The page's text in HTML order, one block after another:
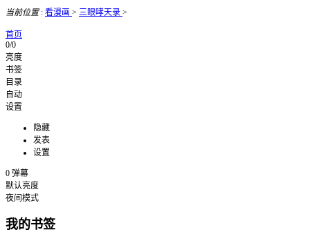
当前位置: 看漫画 > 三眼哮天录 >
首页
0/0
亮度
书签
目录
自动
设置
隐藏
发表
设置
0 弹幕
默认亮度
夜间模式
我的书签